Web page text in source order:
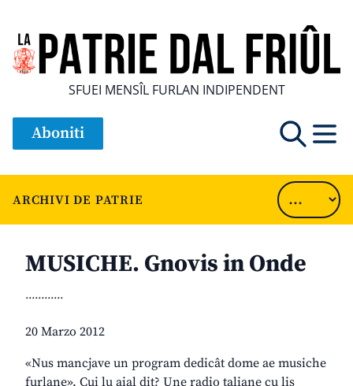
SFUEI MENSÎL FURLAN INDIPENDENT
Aboniti
ARCHIVI DE PATRIE
MUSICHE. Gnovis in Onde
............
20 Marzo 2012
«Nus mancjave un program dedicât dome ae musiche
furlane». Cui lu aial dit? Une radio taliane cu lis